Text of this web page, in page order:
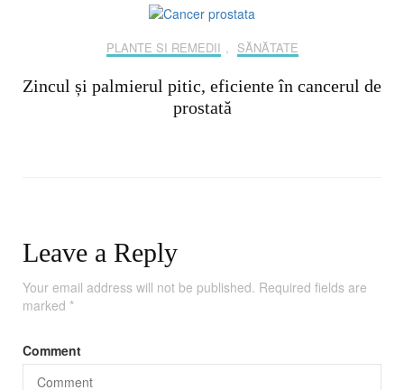
PLANTE SI REMEDII , SĂNĂTATE
Zincul și palmierul pitic, eficiente în cancerul de
prostată
Leave a Reply
Your email address will not be published. Required fields are
marked *
Comment